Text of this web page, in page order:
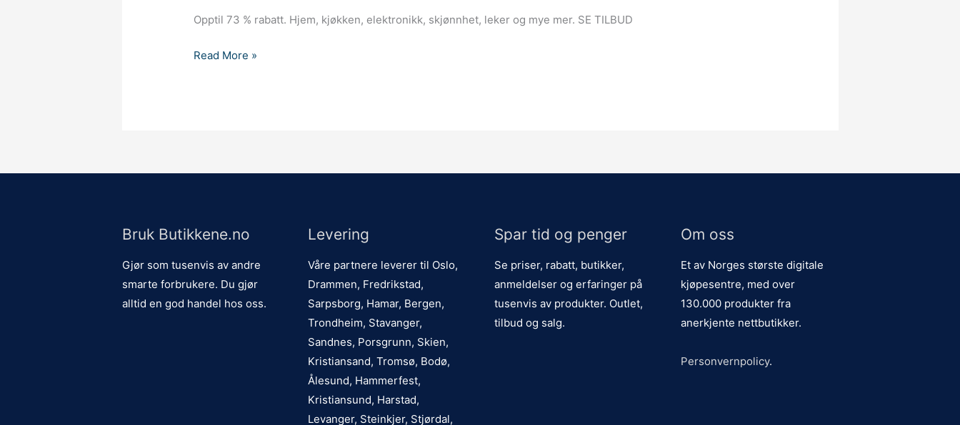
Opptil 73 % rabatt. Hjem, kjøkken, elektronikk, skjønnhet, leker og mye mer. SE TILBUD
Coolshop
Read More »
Bruk Butikkene.no
Gjør som tusenvis av andre
smarte forbrukere. Du gjør
alltid en god handel hos oss.
Levering
Våre partnere leverer til Oslo,
Drammen, Fredrikstad,
Sarpsborg, Hamar, Bergen,
Trondheim, Stavanger,
Sandnes, Porsgrunn, Skien,
Kristiansand, Tromsø, Bodø,
Ålesund, Hammerfest,
Kristiansund, Harstad,
Levanger, Steinkjer, Stjørdal,
Spar tid og penger
Se priser, rabatt, butikker,
anmeldelser og erfaringer på
tusenvis av produkter. Outlet,
tilbud og salg.
Om oss
Et av Norges største digitale
kjøpesentre, med over
130.000 produkter fra
anerkjente nettbutikker.
Personvernpolicy.